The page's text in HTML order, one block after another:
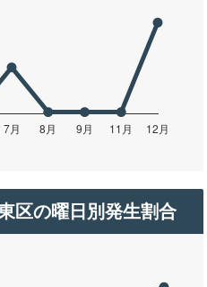
区の曜日別発生割合